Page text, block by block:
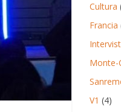
Cultura
Francia
Monte-
V1 (4)